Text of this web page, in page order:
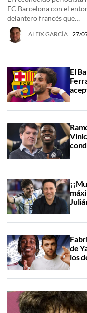
FC Barcelona con el
delantero francés que…
ALEIX GARCÍA 27/
El
de
los